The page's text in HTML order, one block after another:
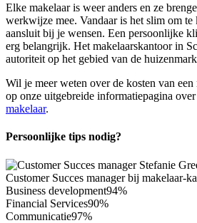
Elke makelaar is weer anders en ze
werkwijze mee. Vandaar is het slim om
aansluit bij je wensen. Een persoonlijke
erg belangrijk. Het makelaarskantoor in
autoriteit op het gebied van de
Wil je meer weten over de kosten van
op onze uitgebreide informatiepagina over
makelaar.
Persoonlijke tips nodig?
Customer Succes manager bij makelaar-
Business development94%
Financial Services90%
Communicatie97%